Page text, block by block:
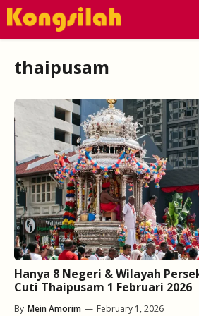
Skip
thaipusam
Hanya 8 Negeri & Wilayah
Cuti Thaipusam 1 Februari 2026
By Mein Amorim — February 1, 2026